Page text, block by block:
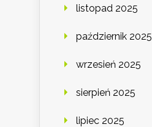
listopad 2025
październik 2025
wrzesień 2025
sierpień 2025
lipiec 2025